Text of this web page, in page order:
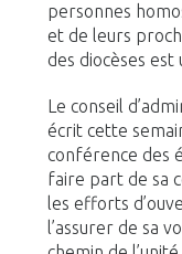
personnes
et de leurs
des diocèses est
Le conseil
écrit cette
conférence des
faire part de sa
les efforts
l’assurer de sa